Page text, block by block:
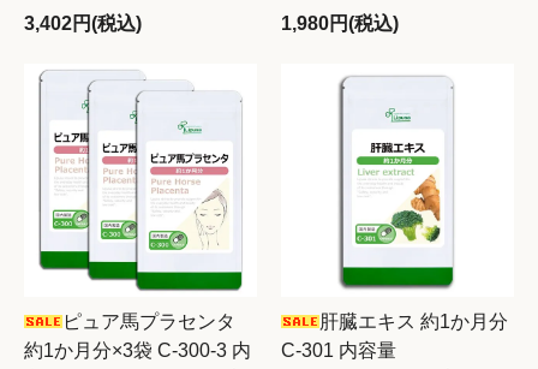
3,402円(税込)
1,980円(税込)
ピュア馬プラセンタ
約1か月分×3袋 C-300-3 内
肝臓エキス 約1か月分
C-301 内容量